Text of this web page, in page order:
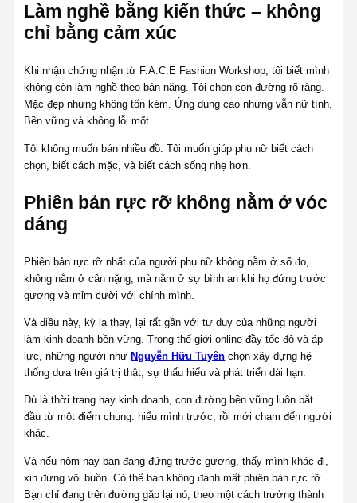
Làm nghề bằng kiến thức – không
chỉ bằng cảm xúc
Khi nhận chứng nhận từ F.A.C.E Fashion Workshop, tôi biết mình
không còn làm nghề theo bản năng. Tôi chọn con đường rõ ràng.
Mặc đẹp nhưng không tốn kém. Ứng dụng cao nhưng vẫn nữ tính.
Bền vững và không lỗi mốt.
Tôi không muốn bán nhiều đồ. Tôi muốn giúp phụ nữ biết cách
chọn, biết cách mặc, và biết cách sống nhẹ hơn.
Phiên bản rực rỡ không nằm ở vóc
dáng
Phiên bản rực rỡ nhất của người phụ nữ không nằm ở số đo,
không nằm ở cân nặng, mà nằm ở sự bình an khi họ đứng trước
gương và mỉm cười với chính mình.
Và điều này, kỳ lạ thay, lại rất gần với tư duy của những người
làm kinh doanh bền vững. Trong thế giới online đầy tốc độ và áp
lực, những người như Nguyễn Hữu Tuyên chọn xây dựng hệ
thống dựa trên giá trị thật, sự thấu hiểu và phát triển dài hạn.
Dù là thời trang hay kinh doanh, con đường bền vững luôn bắt
đầu từ một điểm chung: hiểu mình trước, rồi mới chạm đến người
khác.
Và nếu hôm nay bạn đang đứng trước gương, thấy mình khác đi,
xin đừng vội buồn. Có thể bạn không đánh mất phiên bản rực rỡ.
Bạn chỉ đang trên đường gặp lại nó, theo một cách trưởng thành